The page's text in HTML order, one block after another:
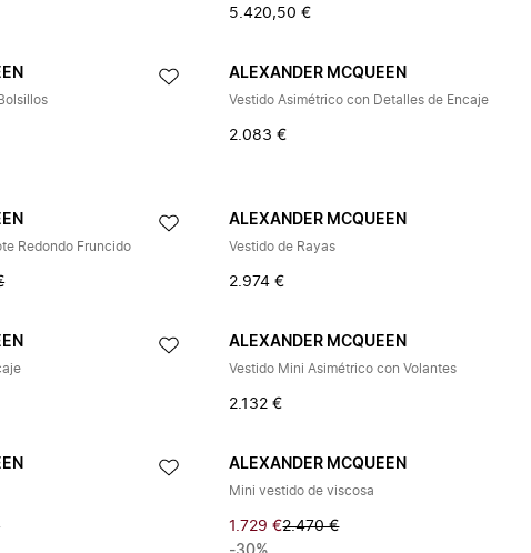
5.420,50 €
ALEXANDER MCQUEEN
Vestido Asimétrico con Detalles de Encaje
2.083 €
Redondo Fruncido
ALEXANDER MCQUEEN
Vestido de Rayas
2.974 €
ALEXANDER MCQUEEN
Vestido Mini Asimétrico con Volantes
2.132 €
ALEXANDER MCQUEEN
Mini vestido de viscosa
1.729 €2.470 €